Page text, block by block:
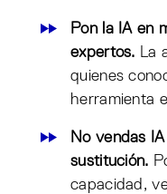
Pon la IA en
expertos. La
quienes
herramienta
No vendas
sustitución.
capacidad,